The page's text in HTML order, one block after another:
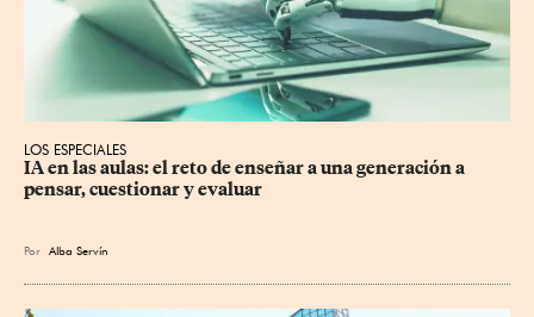
LOS ESPECIALES
IA en las aulas: el reto de enseñar a una generación a
pensar, cuestionar y evaluar
Por Alba Servín